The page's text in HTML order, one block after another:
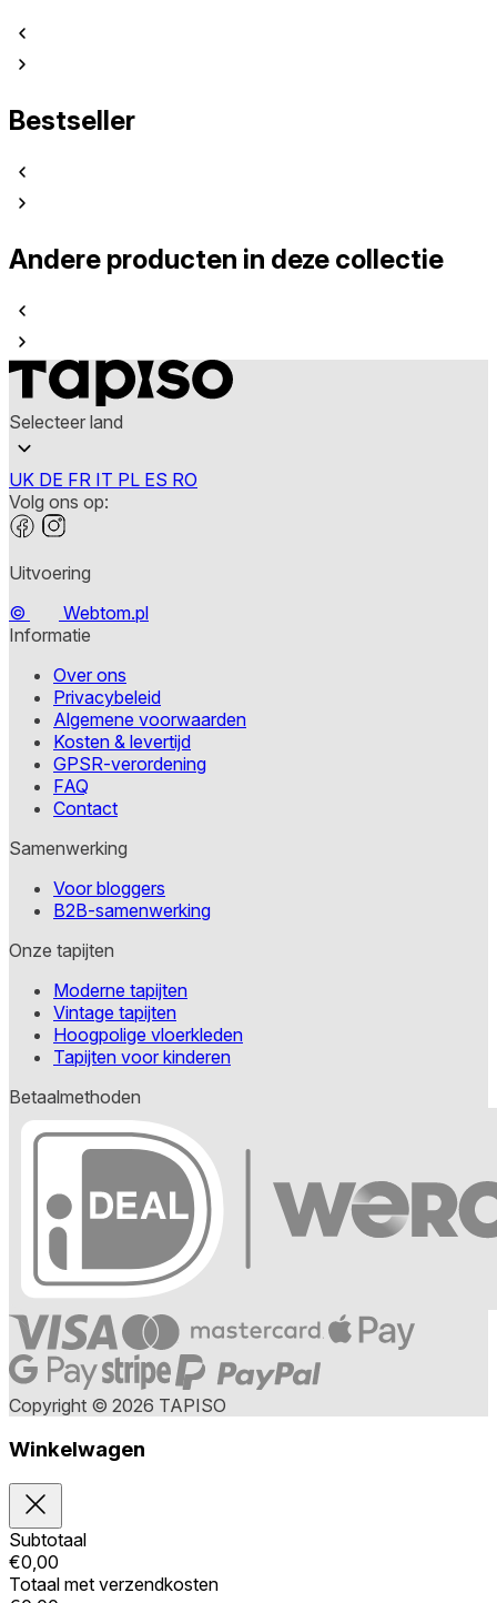
Bestseller
Andere producten in deze collectie
Selecteer land
UK DE FR IT PL ES RO
Volg ons op:
Uitvoering
©
Webtom.pl
Informatie
Over ons
Privacybeleid
Algemene voorwaarden
Kosten & levertijd
GPSR-verordening
FAQ
Contact
Samenwerking
Voor bloggers
B2B-samenwerking
Onze tapijten
Moderne tapijten
Vintage tapijten
Hoogpolige vloerkleden
Tapijten voor kinderen
Betaalmethoden
Copyright © 2026 TAPISO
Winkelwagen
Subtotaal
€0,00
Totaal met verzendkosten